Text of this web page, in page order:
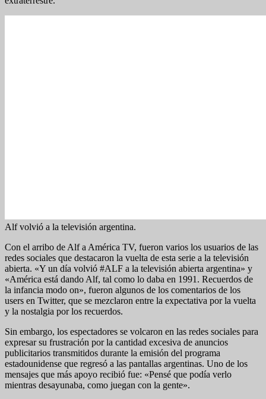
Alf volvió a la televisión argentina.
Con el arribo de Alf a América TV, fueron varios los usuarios de las
redes sociales que destacaron la vuelta de esta serie a la televisión
abierta. «Y un día volvió #ALF a la televisión abierta argentina» y
«América está dando Alf, tal como lo daba en 1991. Recuerdos de
la infancia modo on», fueron algunos de los comentarios de los
users en Twitter, que se mezclaron entre la expectativa por la vuelta
y la nostalgia por los recuerdos.
Sin embargo, los espectadores se volcaron en las redes sociales para
expresar su frustración por la cantidad excesiva de anuncios
publicitarios transmitidos durante la emisión del programa
estadounidense que regresó a las pantallas argentinas. Uno de los
mensajes que más apoyo recibió fue: «Pensé que podía verlo
mientras desayunaba, como juegan con la gente».